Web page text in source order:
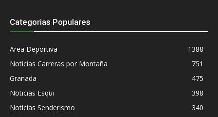
Categorias Populares
Area Deportiva
1388
Noticias Carreras por Montaña
751
Granada
475
Noticias Esqui
398
Noticias Senderismo
340